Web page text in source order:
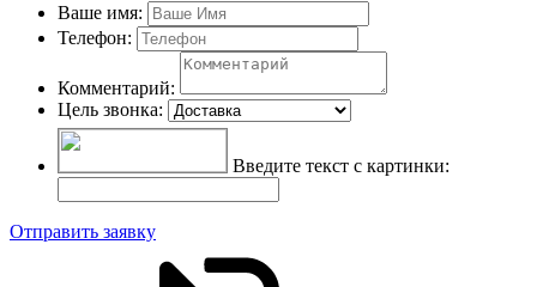
Ваше имя:
Телефон:
Комментарий:
Цель звонка:
Введите текст с картинки:
Отправить заявку